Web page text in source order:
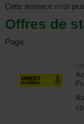
Cette annonce n'est
Offres de
Page